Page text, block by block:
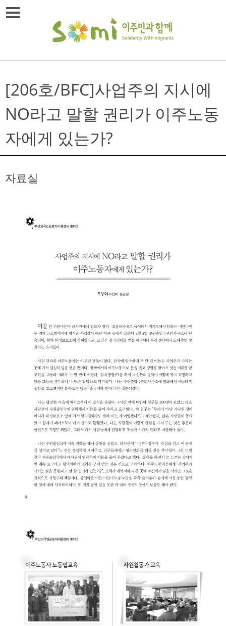
Skip
to
[206호/BFC]사업주의 지시에
NO라고 말할 권리가 이주노동
자에게 있는가?
자료실